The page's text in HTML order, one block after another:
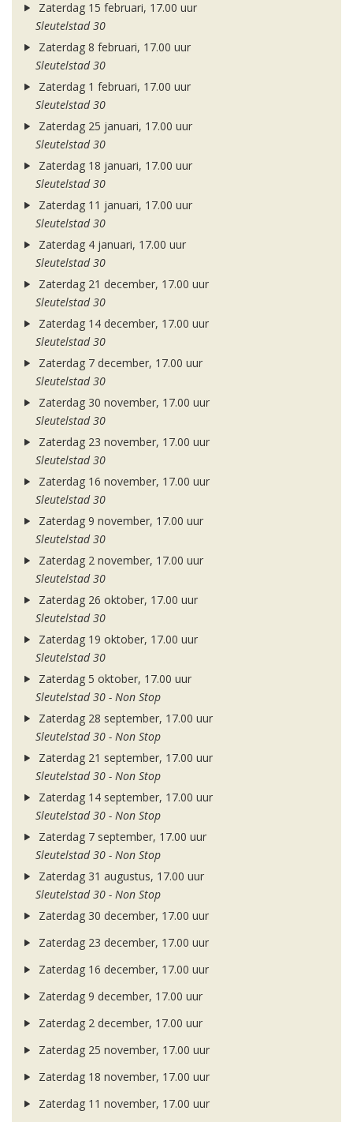
Zaterdag 15 februari, 17.00 uur
Sleutelstad 30
Zaterdag 8 februari, 17.00 uur
Sleutelstad 30
Zaterdag 1 februari, 17.00 uur
Sleutelstad 30
Zaterdag 25 januari, 17.00 uur
Sleutelstad 30
Zaterdag 18 januari, 17.00 uur
Sleutelstad 30
Zaterdag 11 januari, 17.00 uur
Sleutelstad 30
Zaterdag 4 januari, 17.00 uur
Sleutelstad 30
Zaterdag 21 december, 17.00 uur
Sleutelstad 30
Zaterdag 14 december, 17.00 uur
Sleutelstad 30
Zaterdag 7 december, 17.00 uur
Sleutelstad 30
Zaterdag 30 november, 17.00 uur
Sleutelstad 30
Zaterdag 23 november, 17.00 uur
Sleutelstad 30
Zaterdag 16 november, 17.00 uur
Sleutelstad 30
Zaterdag 9 november, 17.00 uur
Sleutelstad 30
Zaterdag 2 november, 17.00 uur
Sleutelstad 30
Zaterdag 26 oktober, 17.00 uur
Sleutelstad 30
Zaterdag 19 oktober, 17.00 uur
Sleutelstad 30
Zaterdag 5 oktober, 17.00 uur
Sleutelstad 30 - Non Stop
Zaterdag 28 september, 17.00 uur
Sleutelstad 30 - Non Stop
Zaterdag 21 september, 17.00 uur
Sleutelstad 30 - Non Stop
Zaterdag 14 september, 17.00 uur
Sleutelstad 30 - Non Stop
Zaterdag 7 september, 17.00 uur
Sleutelstad 30 - Non Stop
Zaterdag 31 augustus, 17.00 uur
Sleutelstad 30 - Non Stop
Zaterdag 30 december, 17.00 uur
Zaterdag 23 december, 17.00 uur
Zaterdag 16 december, 17.00 uur
Zaterdag 9 december, 17.00 uur
Zaterdag 2 december, 17.00 uur
Zaterdag 25 november, 17.00 uur
Zaterdag 18 november, 17.00 uur
Zaterdag 11 november, 17.00 uur